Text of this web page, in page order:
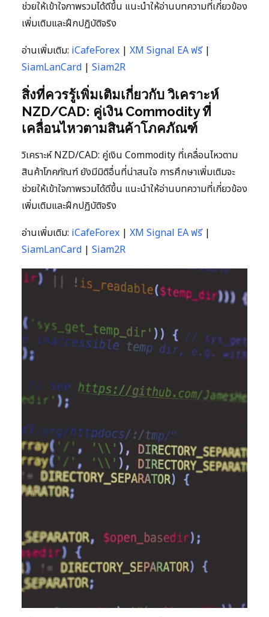
ช่วยให้เข้าใจภาพรวมได้ดีขึ้น แนะนำให้อ่านบทความที่เกี่ยวข้อง
เพิ่มเติมและฝึกปฏิบัติจริง
อ่านเพิ่มเติม: iCafeForex | XM Signal EA ฟรี|
SiamLanCard | Siam2R
สิ่งที่ควรรู้เพิ่มเติมเกี่ยวกับ วิเคราะห์
NZD/CAD: คู่เงิน Commodity ที่
เคลื่อนไหวตามสินค้าโภคภัณฑ์
วิเคราะห์ NZD/CAD: คู่เงิน Commodity ที่เคลื่อนไหวตาม
สินค้าโภคภัณฑ์ ยังมีมิติอื่นที่น่าสนใจ การศึกษาเพิ่มเติมจะ
ช่วยให้เข้าใจภาพรวมได้ดีขึ้น แนะนำให้อ่านบทความที่เกี่ยวข้อง
เพิ่มเติมและฝึกปฏิบัติจริง
อ่านเพิ่มเติม: iCafeForex | XM Signal EA ฟรี|
SiamLanCard | Siam2R